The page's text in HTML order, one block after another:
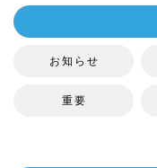
お知らせ
重要